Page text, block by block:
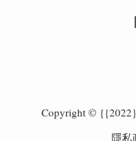
Copyright ©
隱私